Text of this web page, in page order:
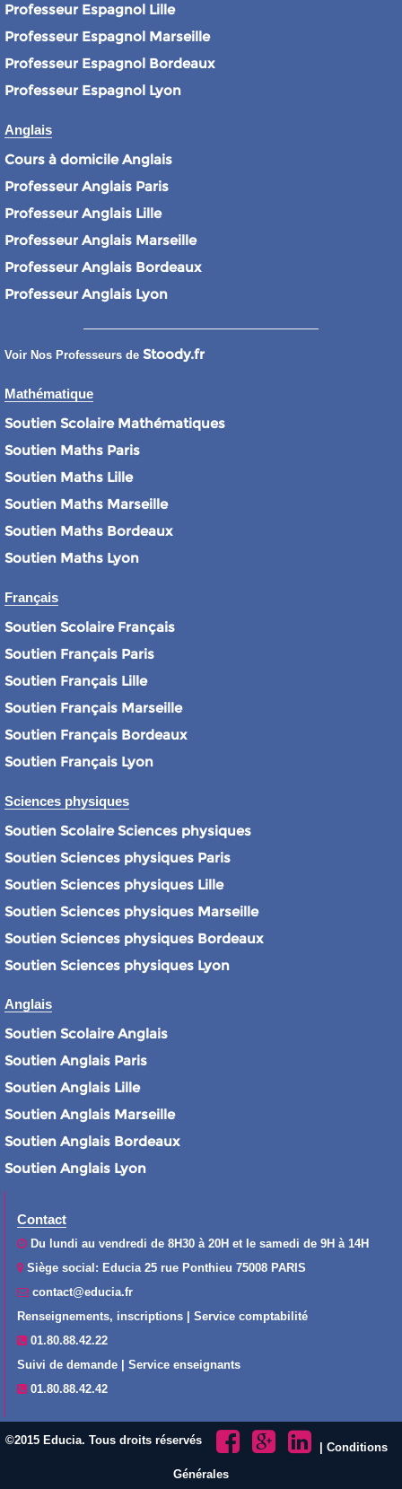
Professeur Espagnol Lille
Professeur Espagnol Marseille
Professeur Espagnol Bordeaux
Professeur Espagnol Lyon
Anglais
Cours à domicile Anglais
Professeur Anglais Paris
Professeur Anglais Lille
Professeur Anglais Marseille
Professeur Anglais Bordeaux
Professeur Anglais Lyon
Voir Nos Professeurs de Stoody.fr
Mathématique
Soutien Scolaire Mathématiques
Soutien Maths Paris
Soutien Maths Lille
Soutien Maths Marseille
Soutien Maths Bordeaux
Soutien Maths Lyon
Français
Soutien Scolaire Français
Soutien Français Paris
Soutien Français Lille
Soutien Français Marseille
Soutien Français Bordeaux
Soutien Français Lyon
Sciences physiques
Soutien Scolaire Sciences physiques
Soutien Sciences physiques Paris
Soutien Sciences physiques Lille
Soutien Sciences physiques Marseille
Soutien Sciences physiques Bordeaux
Soutien Sciences physiques Lyon
Anglais
Soutien Scolaire Anglais
Soutien Anglais Paris
Soutien Anglais Lille
Soutien Anglais Marseille
Soutien Anglais Bordeaux
Soutien Anglais Lyon
Contact
Du lundi au vendredi de 8H30 à 20H et le samedi de 9H à 14H
Siège social: Educia 25 rue Ponthieu 75008 PARIS
contact@educia.fr
Renseignements, inscriptions | Service comptabilité
01.80.88.42.22
Suivi de demande | Service enseignants
01.80.88.42.42
©2015 Educia. Tous droits réservés
Conditions
Générales